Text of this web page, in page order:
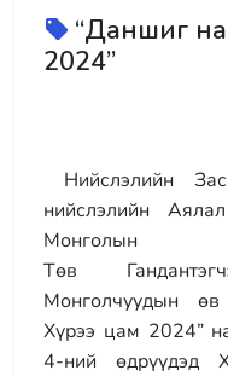
“Даншиг
2024”
Нийслэлийн
нийслэлийн
Монголын
Төв
Монголчуудын
Хүрээ цам 2024”
4-ний өдрүүдэд